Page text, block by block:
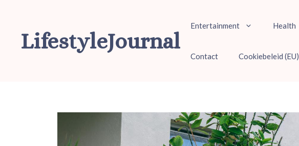
inhoudLifestyleJournal
Entertainment Health
Contact Cookiebeleid (EU)